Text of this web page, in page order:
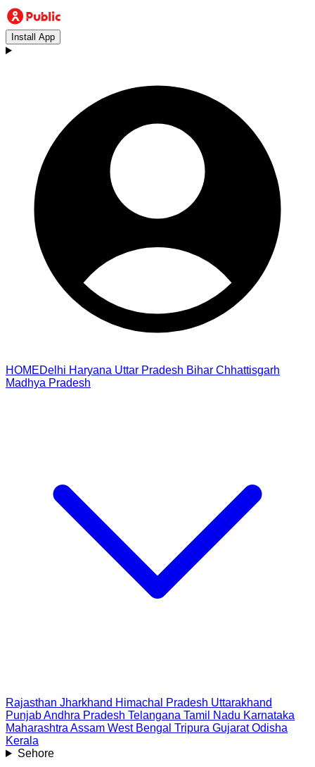
Install App
HOMEDelhi Haryana Uttar Pradesh Bihar Chhattisgarh
Madhya Pradesh
Rajasthan Jharkhand Himachal Pradesh Uttarakhand
PunjabAndhra Pradesh Telangana Tamil Nadu Karnataka
Maharashtra Assam West Bengal Tripura Gujarat Odisha
Kerala
Sehore